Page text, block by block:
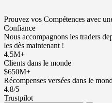
Prouvez vos Compétences avec
Confiance
Nous accompagnons les traders
les dès maintenant !
4.5M+
Clients dans le monde
$650M+
Récompenses versées dans le
4.8/5
Trustpilot